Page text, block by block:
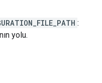
:
yolu.